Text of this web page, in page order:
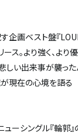
企画ベスト盤『
ス。より強く、より
悲しい出来事が襲っ
が現在の心境を語る
ーシングル『輪郭』